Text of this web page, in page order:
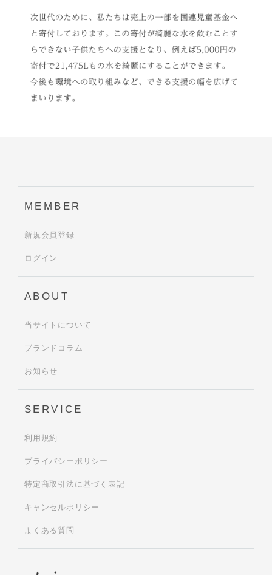
MEMBER
新規会員登録
ログイン
ABOUT
当サイトについて
ブランドコラム
お知らせ
SERVICE
利用規約
プライバシーポリシー
特定商取引法に基づく表記
キャンセルポリシー
よくある質問